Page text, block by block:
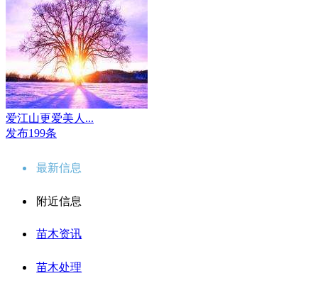
爱江山更爱美人...
发布199条
最新信息
附近信息
苗木资讯
苗木处理